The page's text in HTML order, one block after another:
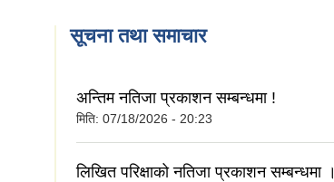
सूचना तथा समाचार
अन्तिम नतिजा प्रकाशन सम्बन्धमा !
मिति: 07/18/2026 - 20:23
लिखित परिक्षाको नतिजा प्रकाशन सम्बन्धमा ।